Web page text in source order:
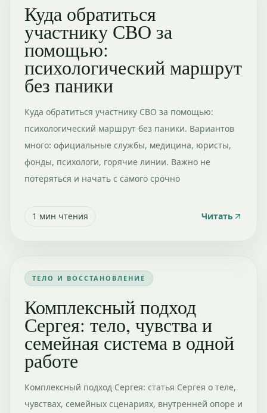
Куда обратиться
участнику СВО за
помощью:
психологический маршрут
без паники
Куда обратиться участнику СВО за помощью:
психологический маршрут без паники. Вариантов
много: официальные службы, медицина, юристы,
фонды, психологи, горячие линии. Важно не
потеряться и начать с самого срочно
1 мин чтения Читать
ТЕЛО И ВОССТАНОВЛЕНИЕ
Комплексный подход
Сергея: тело, чувства и
семейная система в одной
работе
Комплексный подход Сергея: статья Сергея о теле,
чувствах, семейных сценариях, внутренней опоре и